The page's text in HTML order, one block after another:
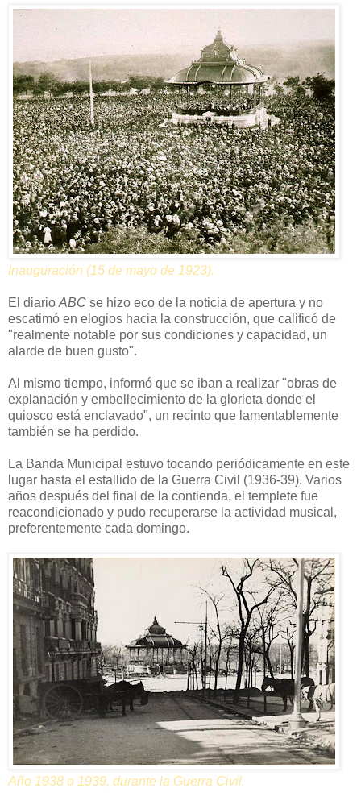
Inauguración (15 de mayo de 1923).
El diario ABC se hizo eco de la noticia de apertura y no
escatimó en elogios hacia la construcción, que calificó de
"realmente notable por sus condiciones y capacidad, un
alarde de buen gusto".
Al mismo tiempo, informó que se iban a realizar "obras de
explanación y embellecimiento de la glorieta donde el
quiosco está enclavado", un recinto que lamentablemente
también se ha perdido.
La Banda Municipal estuvo tocando periódicamente en este
lugar hasta el estallido de la Guerra Civil (1936-39). Varios
años después del final de la contienda, el templete fue
reacondicionado y pudo recuperarse la actividad musical,
preferentemente cada domingo.
Año 1938 o 1939, durante la Guerra Civil.